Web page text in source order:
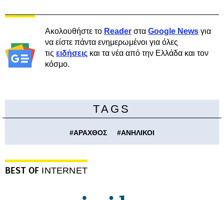
Ακολουθήστε το Reader στα Google News για
να είστε πάντα ενημερωμένοι για όλες
τις ειδήσεις και τα νέα από την Ελλάδα και τον
κόσμο.
TAGS
#ΑΡΑΧΘΟΣ #ΑΝΗΛΙΚΟΙ
BEST OF INTERNET